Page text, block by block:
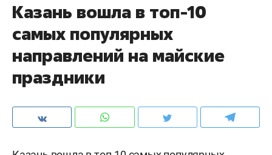
Казань вошла в топ-10
самых популярных
направлений на майские
праздники